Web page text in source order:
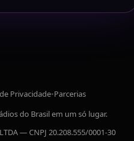
Privacidade•Parcerias
do Brasil em um só lugar.
— CNPJ 20.208.555/0001-30